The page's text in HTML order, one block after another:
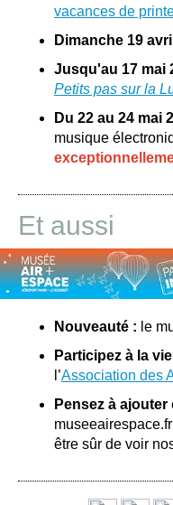
vacances de
Dimanche 19
Jusqu'au 17 mai
Petits pas sur la
Du 22 au 24 mai
musique
Et aussi
Nouveauté : le
Participez à la
l’Association des
Pensez à ajouter
être sûr de voir